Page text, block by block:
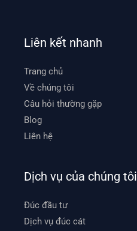
Liên kết nhanh
Trang chủ
Về chúng tôi
Câu hỏi thường gặp
Blog
Liên hệ
Dịch vụ của chúng tôi
Đúc đầu tư
Dịch vụ đúc cát